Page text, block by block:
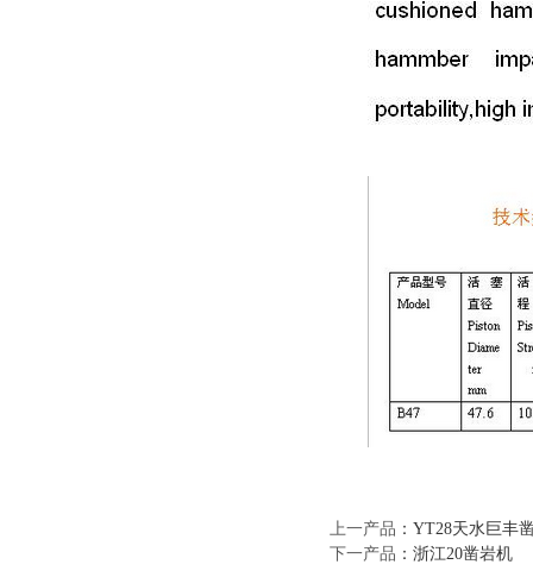
上一产品 ： YT28天水巨丰
下一产品 ： 浙江20凿岩机